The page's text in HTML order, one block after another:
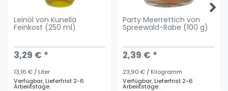
Leinöl von Kunella
Feinkost (250 ml)
3,29 € *
13,16 € / Liter
Verfügbar, Lieferfrist 2-6
Arbeiitstage.
Party Meerrettich von
Spreewald-Rabe (100 g)
2,39 € *
23,90 € / Kilogramm
Verfügbar, Lieferfrist 2-6
Arbeiitstage.